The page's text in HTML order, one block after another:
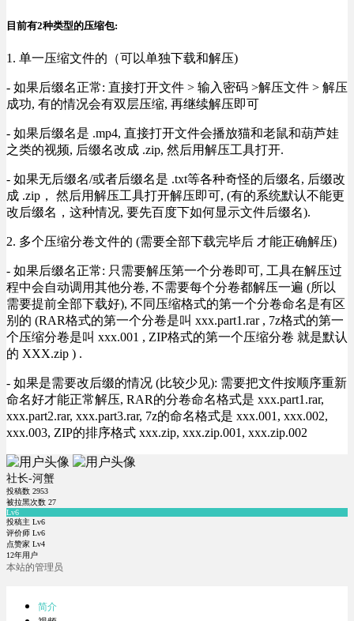
目前有2种类型的压缩包:
1. 单一压缩文件的（可以单独下载和解压)
- 如果后缀名正常: 直接打开文件 > 输入密码 >解压文件 > 解压
成功, 有的情况会有双层压缩, 再继续解压即可
- 如果后缀名是 .mp4, 直接打开文件会播放猫和老鼠和葫芦娃
之类的视频, 后缀名改成 .zip, 然后用解压工具打开.
- 如果无后缀名/或者后缀名是 .txt等各种奇怪的后缀名, 后缀改
成 .zip， 然后用解压工具打开解压即可, (有的系统默认不能更
改后缀名，这种情况, 要先百度下如何显示文件后缀名).
2. 多个压缩分卷文件的 (需要全部下载完毕后 才能正确解压)
- 如果后缀名正常: 只需要解压第一个分卷即可, 工具在解压过
程中会自动调用其他分卷, 不需要每个分卷都解压一遍 (所以
需要提前全部下载好), 不同压缩格式的第一个分卷命名是有区
别的 (RAR格式的第一个分卷是叫 xxx.part1.rar , 7z格式的第一
个压缩分卷是叫 xxx.001 , ZIP格式的第一个压缩分卷 就是默认
的 XXX.zip ) .
- 如果是需要改后缀的情况 (比较少见): 需要把文件按顺序重新
命名好才能正常解压, RAR的分卷命名格式是 xxx.part1.rar,
xxx.part2.rar, xxx.part3.rar, 7z的命名格式是 xxx.001, xxx.002,
xxx.003, ZIP的排序格式 xxx.zip, xxx.zip.001, xxx.zip.002
社长-河蟹
投稿数 2953
被拉黑次数 27
Lv6
投稿主 Lv6
评价师 Lv6
点赞家 Lv4
12年用户
本站的管理员
简介